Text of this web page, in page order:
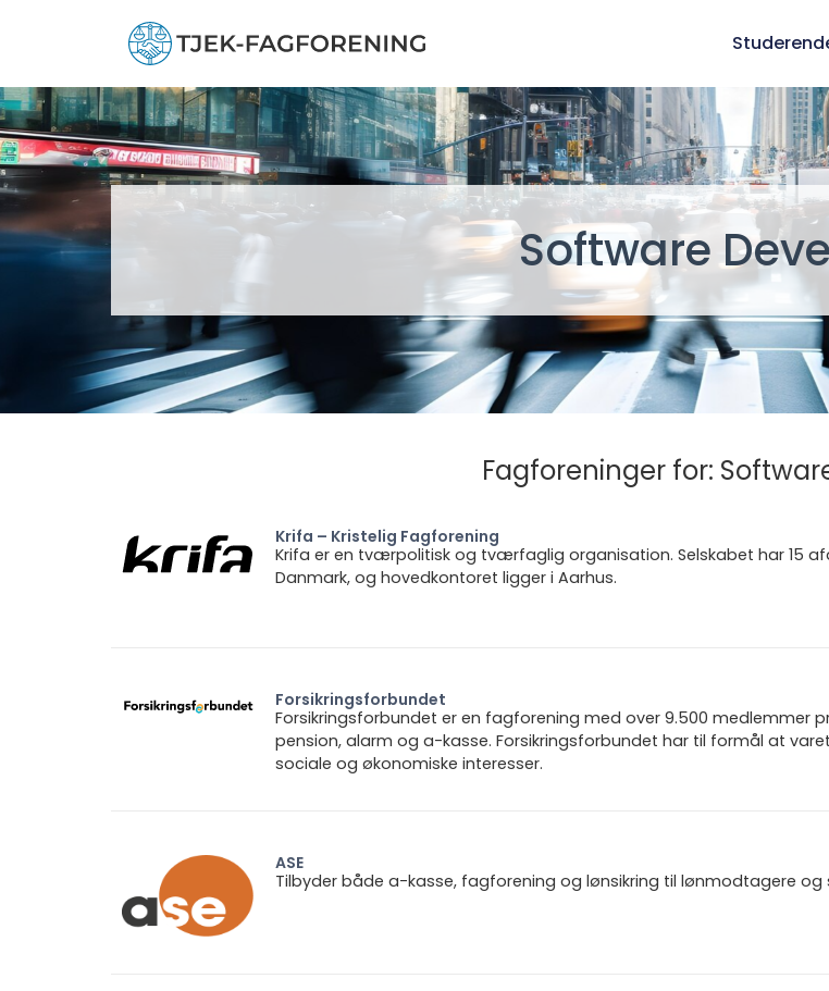
Software
Fagforeninger for:
Krifa – Kristelig Fagforening
Krifa er en tværpolitisk og tværfaglig organisation. Selskabet har 15
Danmark, og hovedkontoret ligger i Aarhus.
Forsikringsforbundet
Forsikringsforbundet er en fagforening med over 9.500 medlemmer
pension, alarm og a-kasse. Forsikringsforbundet har til formål at
sociale og økonomiske interesser.
ASE
Tilbyder både a-kasse, fagforening og lønsikring til lønmodtagere